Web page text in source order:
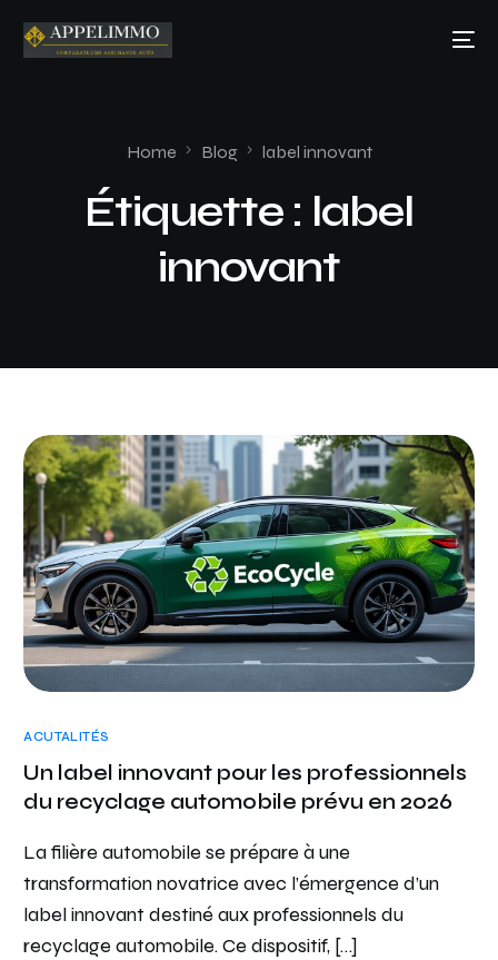
Home Blog label innovant
Étiquette : label
innovant
ACUTALITÉS
Un label innovant pour les professionnels
du recyclage automobile prévu en 2026
La filière automobile se prépare à une
transformation novatrice avec l’émergence d’un
label innovant destiné aux professionnels du
recyclage automobile. Ce dispositif, […]